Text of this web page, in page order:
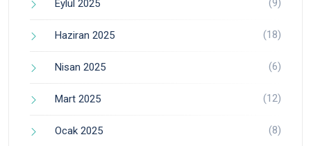
Eylül 2025
Haziran 2025 (18)
Nisan 2025 (6)
Mart 2025 (12)
Ocak 2025 (8)